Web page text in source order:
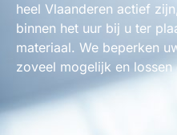
heel Vlaanderen actief
binnen het uur bij u ter
materiaal. We beperken
zoveel mogelijk en lossen